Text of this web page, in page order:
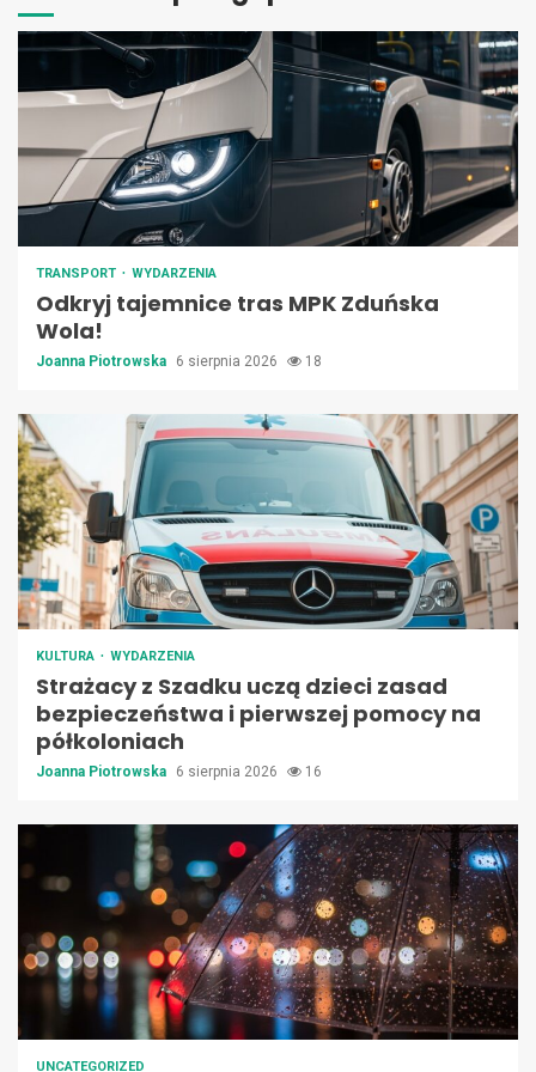
TRANSPORT WYDARZENIA
Odkryj tajemnice tras MPK Zduńska
Wola!
Joanna Piotrowska 6 sierpnia 2026 18
KULTURA WYDARZENIA
Strażacy z Szadku uczą dzieci zasad
bezpieczeństwa i pierwszej pomocy na
półkoloniach
Joanna Piotrowska 6 sierpnia 2026 16
UNCATEGORIZED